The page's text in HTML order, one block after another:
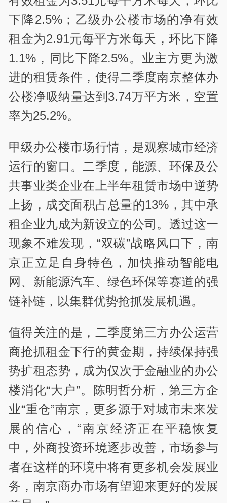
下降2.5%；乙级办公楼市场的净有效
租金为2.91元每平方米每天，环比下降
1.1%，同比下降2.5%。业主方更为激
进的租赁条件，使得二季度南京整体办
公楼净吸纳量达到3.74万平方米，空置
率为25.2%。
甲级办公楼市场行情，是观察城市经济
运行的窗口。二季度，能源、环保及公
共事业类企业在上半年租赁市场中逆势
上扬，成交面积占总量的13%，其中承
租企业九成为新设立的公司。透过这一
现象不难发现，“双碳”战略风口下，南
京正立足自身特色，加快推动智能电
网、新能源汽车、绿色环保等赛道的强
链补链，以集群优势抢抓发展机遇。
值得关注的是，二季度第三方办公运营
商抢抓租金下行的黄金期，持续保持强
势扩租态势，成为仅次于金融业的办公
楼消化“大户”。陈明哲分析，第三方企
业“重仓”南京，更多源于对城市未来发
展的信心，“南京经济正在平稳恢复
中，外商投资环境逐步改善，市场参与
者在这样的环境中将有更多机会发展业
务，南京商办市场有望迎来更好的发展